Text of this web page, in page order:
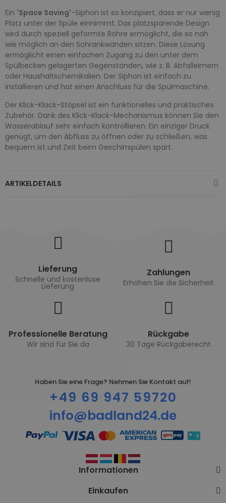
Ein 'Space Saving'-Siphon ist so konzipiert, dass er nur wenig
Platz unter der Spüle einnimmt. Das platzsparende Design
wird durch speziell geformte Rohre ermöglicht, die so nah
wie möglich an den Schrankwänden sitzen. Diese Lösung
ermöglicht einen einfachen Zugang zu den unter dem
Spülbecken gelagerten Gegenständen, wie z. B. Abfalleimern
oder Haushaltschemikalien. Der Siphon ist einfach zu
installieren und hat einen Anschluss für die Spülmaschine.
Der Klick-Klack-Stöpsel ist ein funktionelles und praktisches
Zubehör. Dank des Klick-Klack-Mechanismus können Sie den
Wasserablauf sehr einfach kontrollieren. Ein einziger Druck
genügt, um den Abfluss zu öffnen oder zu schließen, was
bequem ist und Zeit beim Geschirrspülen spart.
ARTIKELDETAILS
Lieferung
Schnelle und kostenlose
Lieferung
Zahlungen
Erhöhen Sie die Sicherheit
Professionelle Beratung
Wir sind für Sie da
Rückgabe
30 Tage Rückgaberecht
Haben Sie eine Frage? Nehmen Sie Kontakt auf!
+49 69 947 59720
info@badland24.de
Informationen
Einkaufen